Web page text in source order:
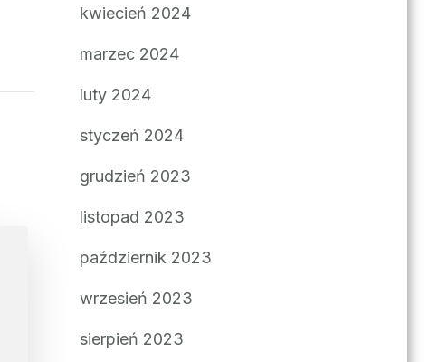
kwiecień 2024
marzec 2024
luty 2024
styczeń 2024
grudzień 2023
listopad 2023
październik 2023
wrzesień 2023
sierpień 2023